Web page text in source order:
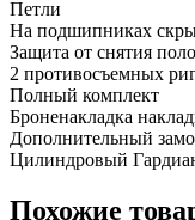
Петли
На подшипниках
Защита от снятия
2 противосъемных
Полный комплект
Броненакладка
Дополнительный
Цилиндровый
Похожие